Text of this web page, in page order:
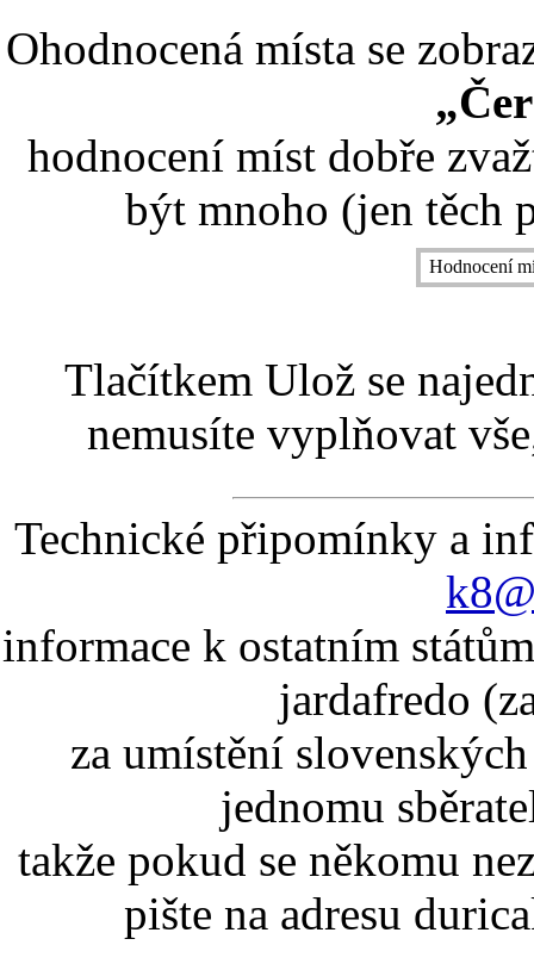
Ohodnocená místa se
hodnocení míst dobře
být mnoho (jen těch
Hodnocení
Tlačítkem Ulož se
nemusíte vyplňovat
Technické připomínky a
informace k ostatním
jardafredo
za umístění
jednomu
takže pokud se někomu
pište na adresu